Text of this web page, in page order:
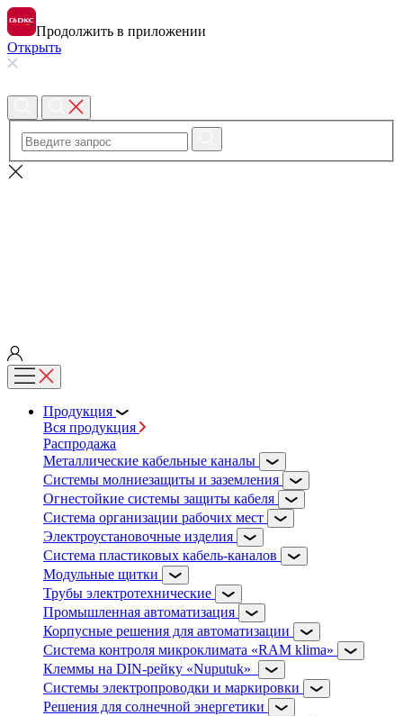
Продолжить в приложении
Открыть
Продукция
Вся продукция
Распродажа
Металлические кабельные каналы
Системы молниезащиты и заземления
Огнестойкие системы защиты кабеля
Система организации рабочих мест
Электроустановочные изделия
Система пластиковых кабель-каналов
Модульные щитки
Трубы электротехнические
Промышленная автоматизация
Корпусные решения для автоматизации
Система контроля микроклимата «RAM klima»
Клеммы на DIN-рейку «Nuputuk»
Системы электропроводки и маркировки
Решения для солнечной энергетики